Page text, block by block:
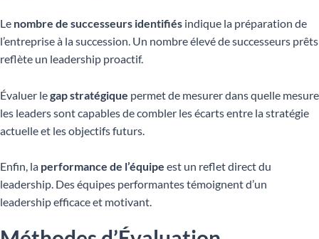
Le nombre de successeurs identifiés indique la préparation de
l’entreprise à la succession. Un nombre élevé de successeurs prêts
reflète un leadership proactif.
Évaluer legap stratégique permet de mesurer dans quelle mesure
les leaders sont capables de combler les écarts entre la stratégie
actuelle et les objectifs futurs.
Enfin, la performance de l’équipe est un reflet direct du
leadership. Des équipes performantes témoignent d’un
leadership efficace et motivant.